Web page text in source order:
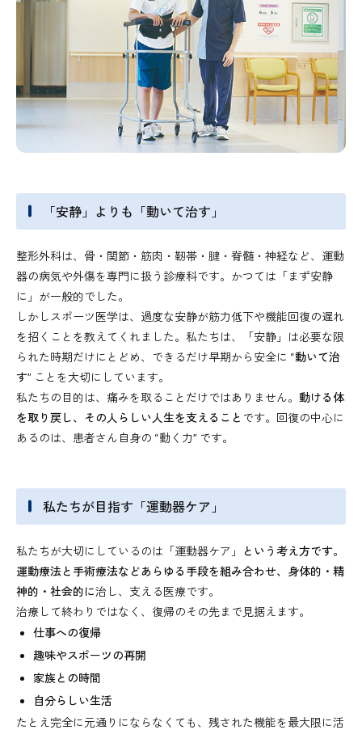
「安静」よりも「動いて治す」
整形外科は、骨・関節・筋肉・靭帯・腱・脊髄・神経など、運動
器の病気や外傷を専門に扱う診療科です。かつては「まず安静
に」が一般的でした。
しかしスポーツ医学は、過度な安静が筋力低下や機能回復の遅れ
を招くことを教えてくれました。私たちは、「安静」は必要な限
られた時期だけにとどめ、できるだけ早期から安全に “動いて治
す” ことを大切にしています。
私たちの目的は、痛みを取ることだけではありません。 動ける体
を取り戻し、その人らしい人生を支えること です。回復の中心に
あるのは、患者さん自身の “動く力” です。
私たちが目指す「運動器ケア」
私たちが大切にしているのは「運動器ケア」
という考え方です。
運動療法と手術療法などあらゆる手段を組み合わせ、身体的・精
神的・社会的に治し、支える医療です。
治療して終わりではなく、復帰のその先まで見据えます。
仕事への復帰
趣味やスポーツの再開
家族との時間
自分らしい生活
たとえ完全に元通りにならなくても、残された機能を最大限に活